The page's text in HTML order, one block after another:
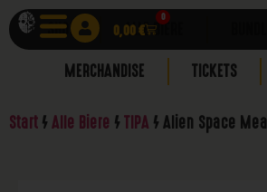
0,00€
0
SHOP ALLE BIERE
MERCHANDISE TICKETS
Start / Alle Biere / TIPA / Alien Space Meal